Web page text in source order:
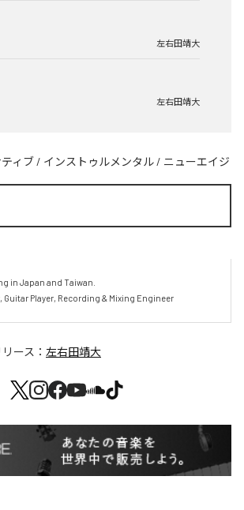
左右田靖大
左右田靖大
ィブ / インストゥルメンタル / ニューエイジ
in Japan and Taiwan.
Guitar Player, Recording & Mixing Engineer
ース： 左右田靖大